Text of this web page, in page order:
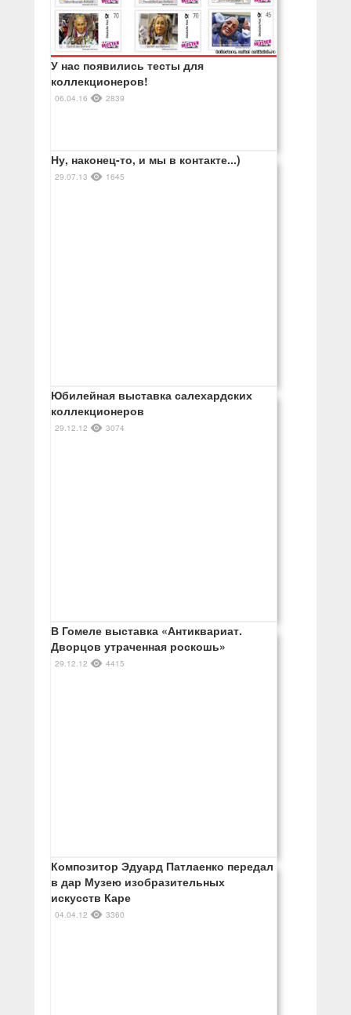
У нас появились тесты для
коллекционеров!
06.04.16 2839
Ну, наконец-то, и мы в контакте...)
29.07.13 1645
Юбилейная выставка салехардских
коллекционеров
29.12.12 3074
В Гомеле выставка «Антиквариат.
Дворцов утраченная роскошь»
29.12.12 4415
Композитор Эдуард Патлаенко передал
в дар Музею изобразительных
искусств Каре
04.04.12 3360